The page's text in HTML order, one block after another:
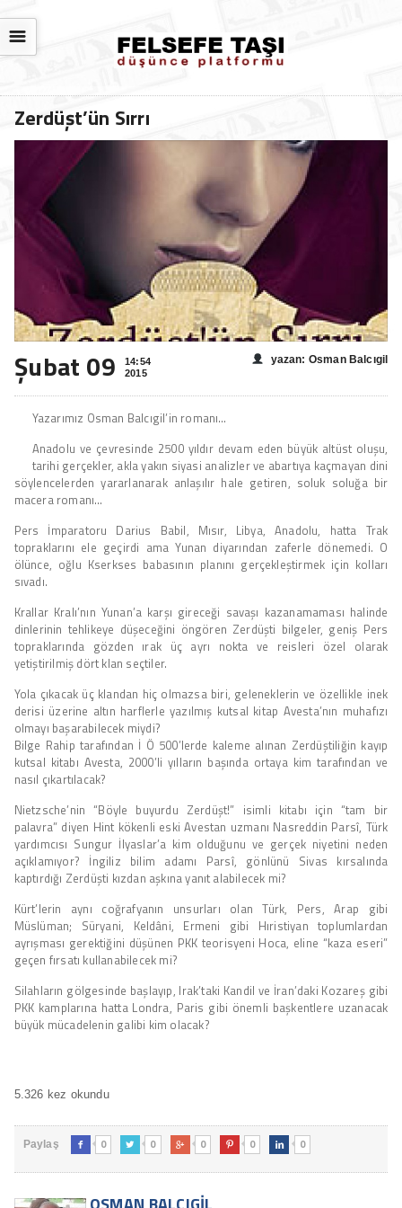
☰
Zerdüşt’ün Sırrı
Şubat 09
14:54
2015
yazan: Osman Balcıgil
Yazarımız Osman Balcıgil’in romanı…
Anadolu ve çevresinde 2500 yıldır devam eden büyük altüst oluşu,
tarihi gerçekler, akla yakın siyasi analizler ve abartıya kaçmayan dini
söylencelerden yararlanarak anlaşılır hale getiren, soluk soluğa bir
macera romanı…
Pers İmparatoru Darius Babil, Mısır, Libya, Anadolu, hatta Trak
topraklarını ele geçirdi ama Yunan diyarından zaferle dönemedi. O
ölünce, oğlu Kserkses babasının planını gerçekleştirmek için kolları
sıvadı.
Krallar Kralı’nın Yunan’a karşı gireceği savaşı kazanamaması halinde
dinlerinin tehlikeye düşeceğini öngören Zerdüşti bilgeler, geniş Pers
topraklarında gözden ırak üç ayrı nokta ve reisleri özel olarak
yetiştirilmiş dört klan seçtiler.
Yola çıkacak üç klandan hiç olmazsa biri, geleneklerin ve özellikle inek
derisi üzerine altın harflerle yazılmış kutsal kitap Avesta’nın muhafızı
olmayı başarabilecek miydi?
Bilge Rahip tarafından İ Ö 500’lerde kaleme alınan Zerdüştiliğin kayıp
kutsal kitabı Avesta, 2000’li yılların başında ortaya kim tarafından ve
nasıl çıkartılacak?
Nietzsche’nin “Böyle buyurdu Zerdüşt!” isimli kitabı için “tam bir
palavra” diyen Hint kökenli eski Avestan uzmanı Nasreddin Parsî, Türk
yardımcısı Sungur İlyaslar’a kim olduğunu ve gerçek niyetini neden
açıklamıyor? İngiliz bilim adamı Parsî, gönlünü Sivas kırsalında
kaptırdığı Zerdüşti kızdan aşkına yanıt alabilecek mi?
Kürt’lerin aynı coğrafyanın unsurları olan Türk, Pers, Arap gibi
Müslüman; Süryani, Keldâni, Ermeni gibi Hıristiyan toplumlardan
ayrışması gerektiğini düşünen PKK teorisyeni Hoca, eline “kaza eseri”
geçen fırsatı kullanabilecek mi?
Silahların gölgesinde başlayıp, Irak’taki Kandil ve İran’daki Kozareş gibi
PKK kamplarına hatta Londra, Paris gibi önemli başkentlere uzanacak
büyük mücadelenin galibi kim olacak?
5.326 kez okundu
Paylaş  0  0  0  0  0